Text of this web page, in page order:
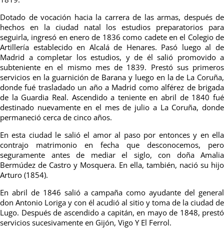
Dotado de vocación hacia la carrera de las armas, después de
hechos en la ciudad natal los estudios preparatorios para
seguirla, ingresó en enero de 1836 como cadete en el Colegio de
Artillería establecido en Alcalá de Henares. Pasó luego al de
Madrid a completar los estudios, y de él salió promovido a
subteniente en el mismo mes de 1839. Prestó sus primeros
servicios en la guarnición de Barana y luego en la de La Coruña,
donde fué trasladado un año a Madrid como alférez de brigada
de la Guardia Real. Ascendido a teniente en abril de 1840 fué
destinado nuevamente en el mes de julio a La Coruña, donde
permaneció cerca de cinco años.
En esta ciudad le salió el amor al paso por entonces y en ella
contrajo matrimonio en fecha que desconocemos, pero
seguramente antes de mediar el siglo, con doña Amalia
Bermúdez de Castro y Mosquera. En ella, también, nació su hijo
Arturo (1854).
En abril de 1846 salió a campaña como ayudante del general
don Antonio Loriga y con él acudió al sitio y toma de la ciudad de
Lugo. Después de ascendido a capitán, en mayo de 1848, prestó
servicios sucesivamente en Gijón, Vigo Y El Ferrol.